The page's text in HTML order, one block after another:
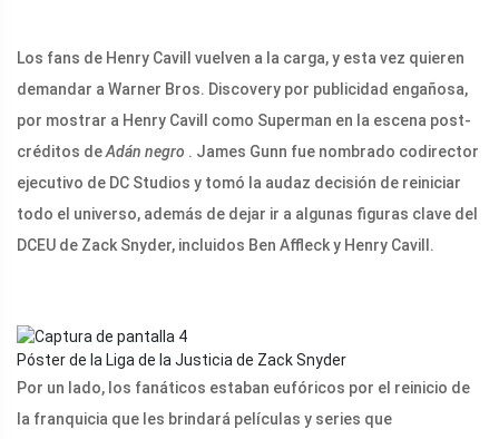
Los fans de Henry Cavill vuelven a la carga, y esta vez quieren
demandar a Warner Bros. Discovery por publicidad engañosa,
por mostrar a Henry Cavill como Superman en la escena post-
créditos deAdán negro . James Gunn fue nombrado codirector
ejecutivo de DC Studios y tomó la audaz decisión de reiniciar
todo el universo, además de dejar ir a algunas figuras clave del
DCEU de Zack Snyder, incluidos Ben Affleck y Henry Cavill.
Póster de la Liga de la Justicia de Zack Snyder
Por un lado, los fanáticos estaban eufóricos por el reinicio de
la franquicia que les brindará películas y series que